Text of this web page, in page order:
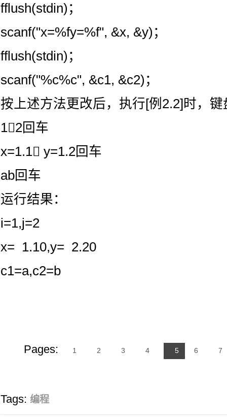
fflush(stdin)；
scanf("x=%fy=%f", &x, &y)；
fflush(stdin)；
scanf("%c%c", &c1, &c2)；
按上述方法更改后，执行[例2.2]时，键
12回车
x=1.1 y=1.2回车
ab回车
运行结果：
i=1,j=2
x= 1.10,y= 2.20
c1=a,c2=b
Pages: 1 2 3 4 5 6 7
Tags: 编程